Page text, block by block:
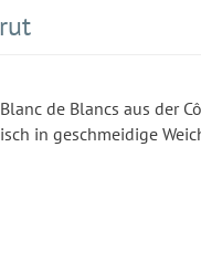
de Blancs aus der
in geschmeidige